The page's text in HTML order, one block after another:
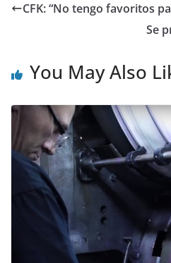
CFK: “No tengo favoritos
Se
You May Also